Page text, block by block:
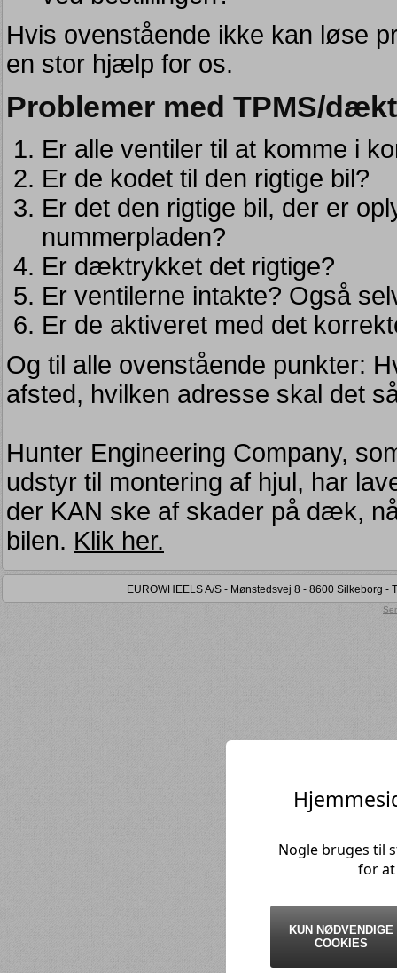
Hvis ovenstående ikke kan løse
en stor hjælp for os.
Problemer med TPMS/
Er alle ventiler til at komme i
Er de kodet til den rigtige bil?
Er det den rigtige bil, der er
nummerpladen?
Er dæktrykket det rigtige?
Er ventilerne intakte? Også
Er de aktiveret med det
Og til alle ovenstående punkter:
afsted, hvilken adresse skal det
Hunter Engineering Company,
udstyr til montering af hjul, har
der KAN ske af skader på dæk,
bilen. Klik her.
EUROWHEELS A/S - Mønstedsvej 8 - 8600 Silkeborg
Nogle bruges til
for
KUN NØDVENDIGE
COOKIES